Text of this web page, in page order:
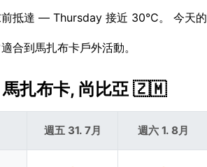
抵達 — Thursday 接近 30°C。 今天的
合到馬扎布卡戶外活動。
馬扎布卡, 尚比亞 🇿🇲
週五 31. 7月 週六 1. 8月